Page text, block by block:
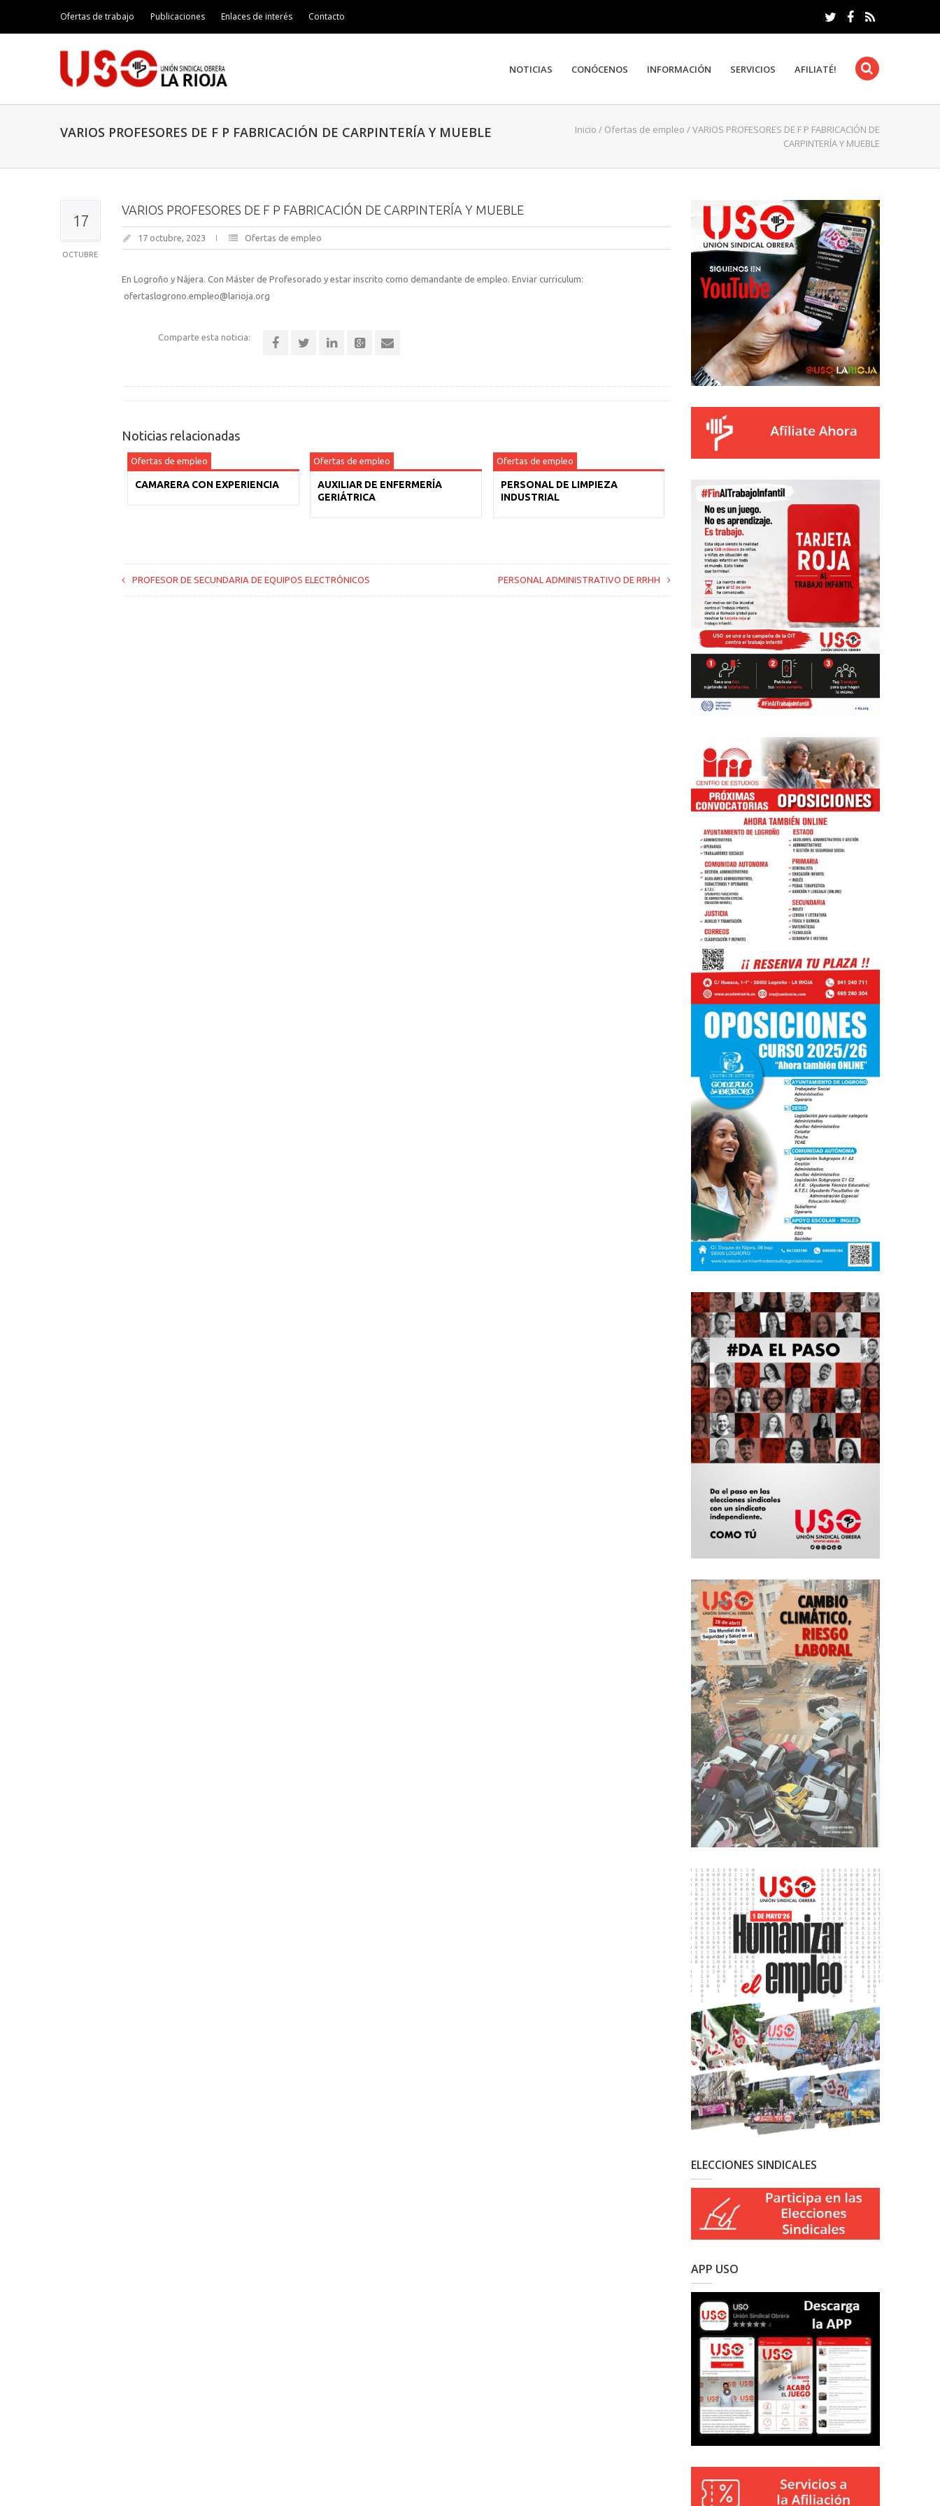
Ofertas de trabajo Publicaciones Enlaces de interés Contacto
NOTICIAS CONÓCENOS INFORMACIÓN SERVICIOS AFILIATÉ!
VARIOS PROFESORES DE F P FABRICACIÓN DE CARPINTERÍA Y MUEBLE Inicio / Ofertas de empleo /VARIOS PROFESORES DE F P FABRICACIÓN DE
CARPINTERÍA Y MUEBLE
17
OCTUBRE
VARIOS PROFESORES DE F P FABRICACIÓN DE CARPINTERÍA Y MUEBLE
17 octubre, 2023 Ofertas de empleo
En Logroño y Nájera. Con Máster de Profesorado y estar inscrito como demandante de empleo. Enviar curriculum:
ofertaslogrono.empleo@larioja.org
Comparte esta noticia:
Noticias relacionadas
Ofertas de empleo
CAMARERA CON EXPERIENCIA
Ofertas de empleo
AUXILIAR DE ENFERMERÍA
GERIÁTRICA
Ofertas de empleo
PERSONAL DE LIMPIEZA
INDUSTRIAL
PROFESOR DE SECUNDARIA DE EQUIPOS ELECTRÓNICOS PERSONAL ADMINISTRATIVO DE RRHH
ELECCIONES SINDICALES
APP USO